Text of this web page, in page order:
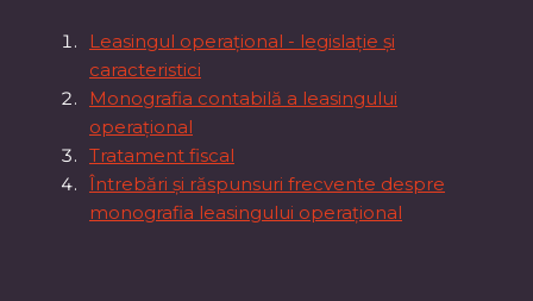
Leasingul operațional - legislație și
caracteristici
Monografia contabilă a leasingului
operațional
Tratament fiscal
Întrebări și răspunsuri frecvente despre
monografia leasingului operațional